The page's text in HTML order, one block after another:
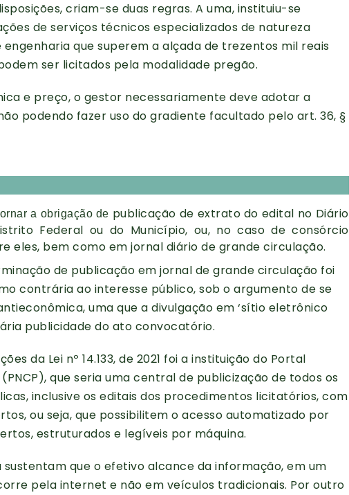
criam-se duas regras. A uma, instituiu-se
de serviços técnicos especializados de natureza
que superem a alçada de trezentos mil reais
ser licitados pela modalidade pregão.
e preço, o gestor necessariamente deve adotar a
podendo fazer uso do gradiente facultado pelo art. 36, §
a obrigação de publicação de extrato do edital no Diário
Federal ou do Município, ou, no caso de consórcio
eles, bem como em jornal diário de grande circulação.
de publicação em jornal de grande circulação foi
contrária ao interesse público, sob o argumento de se
uma que a divulgação em ‘sítio eletrônico
publicidade do ato convocatório.
da Lei nº 14.133, de 2021 foi a instituição do Portal
que seria uma central de publicização de todos os
inclusive os editais dos procedimentos licitatórios, com
ou seja, que possibilitem o acesso automatizado por
estruturados e legíveis por máquina.
que o efetivo alcance da informação, em um
pela internet e não em veículos tradicionais. Por outro